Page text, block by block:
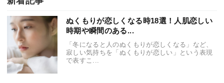
ぬくもりが恋しくなる時18選！人肌恋しい
時期や瞬間のある...
「冬になると人のぬくもりが恋しくなる」など、
寂しい気持ちを「ぬくもりが恋しい」という表現
で表すこ...